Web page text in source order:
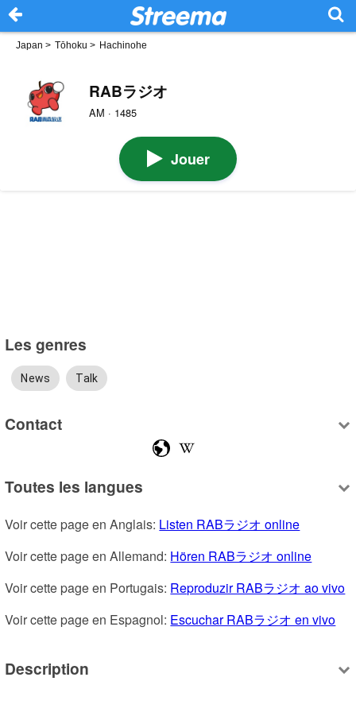
Japan > Tōhoku > Hachinohe
RABラジオ
AM · 1485
Jouer
Les genres
News Talk
Contact
Toutes les langues
Voir cette page en Anglais: Listen RABラジオ online
Voir cette page en Allemand: Hören RABラジオ online
Voir cette page en Portugais: Reproduzir RABラジオ ao vivo
Voir cette page en Espagnol: Escuchar RABラジオ en vivo
Description